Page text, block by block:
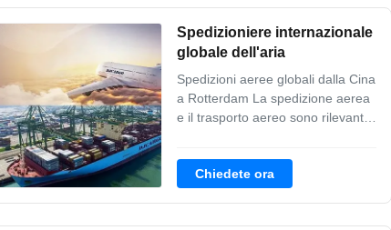
Spedizioniere internazionale
globale dell'aria
Spedizioni aeree globali dalla Cina
a Rotterdam La spedizione aerea
e il trasporto aereo sono rilevanti
dimensioni su base volumetrica.
Chiedete ora